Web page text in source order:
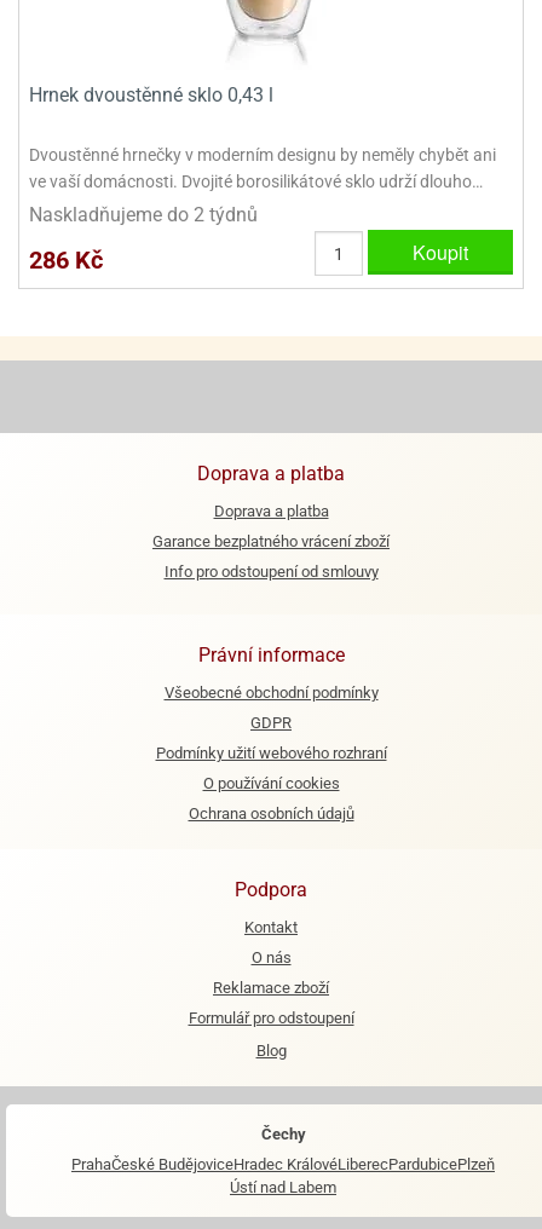
Hrnek dvoustěnné sklo 0,43 l
Dvoustěnné hrnečky v moderním designu by neměly chybět ani
ve vaší domácnosti. Dvojité borosilikátové sklo udrží dlouho…
Naskladňujeme do 2 týdnů
286 Kč Koupit
Doprava a platba
Doprava a platba
Garance bezplatného vrácení zboží
Info pro odstoupení od smlouvy
Právní informace
Všeobecné obchodní podmínky
GDPR
Podmínky užití webového rozhraní
O používání cookies
Ochrana osobních údajů
Podpora
Kontakt
O nás
Reklamace zboží
Formulář pro odstoupení
Blog
Čechy
PrahaČeské BudějoviceHradec KrálovéLiberecPardubicePlzeň
Ústí nad Labem